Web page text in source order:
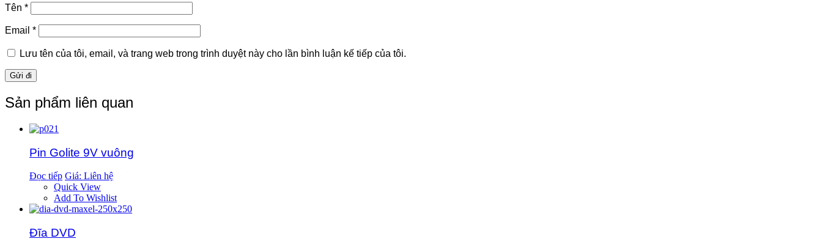
Tên *
Email *
Lưu tên của tôi, email, và trang web trong trình duyệt này cho lần bình luận kế tiếp của tôi.
Sản phẩm liên quan
Pin Golite 9V vuông
Đọc tiếp Giá: Liên hệ
Quick View
Add To Wishlist
Đĩa DVD